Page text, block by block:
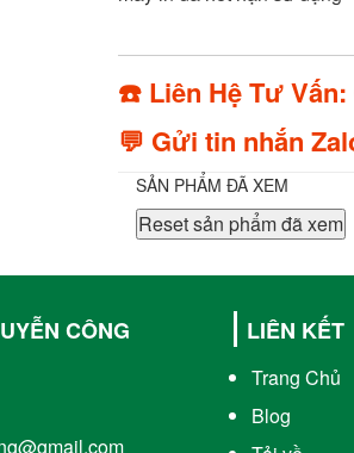
☎️ Liên Hệ Tư Vấn:
💬 Gửi tin nhắn
SẢN PHẨM ĐÃ XEM
Reset sản phẩm đã xem
CÔNG LIÊN KẾT
Trang Chủ
Blog